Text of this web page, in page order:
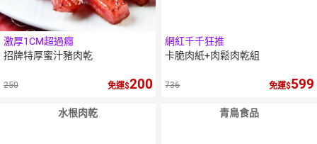
激厚1CM超過癮
招牌特厚蜜汁豬肉乾
250 免運 200
網紅千千狂推
卡脆肉紙+肉鬆肉乾組
736 免運 599
水根肉乾 青鳥食品